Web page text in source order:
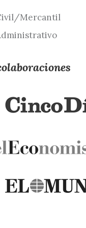
Mercantil